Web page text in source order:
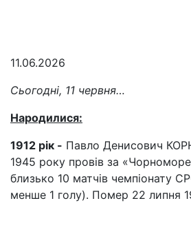
11.06.2026
Сьогодні, 11 червня…
Народилися:
1912 рік - Павло Денисович
1945 року провів за
близько 10 матчів чемпіонату
менше 1 голу). Помер 22 липня